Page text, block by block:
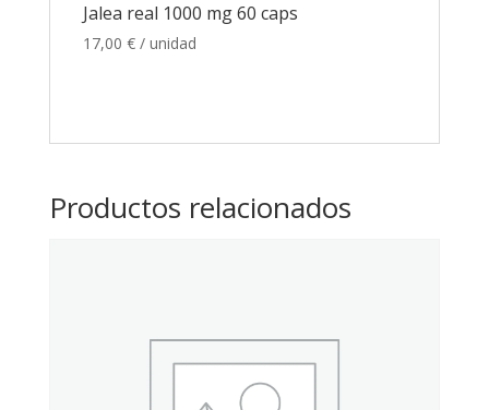
Jalea real 1000 mg 60 caps
17,00 € / unidad
Productos relacionados